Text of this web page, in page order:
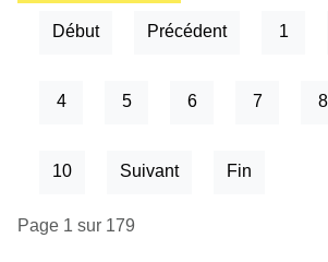
Début Précédent 1
4 5 6 7 8
10 Suivant Fin
Page 1 sur 179